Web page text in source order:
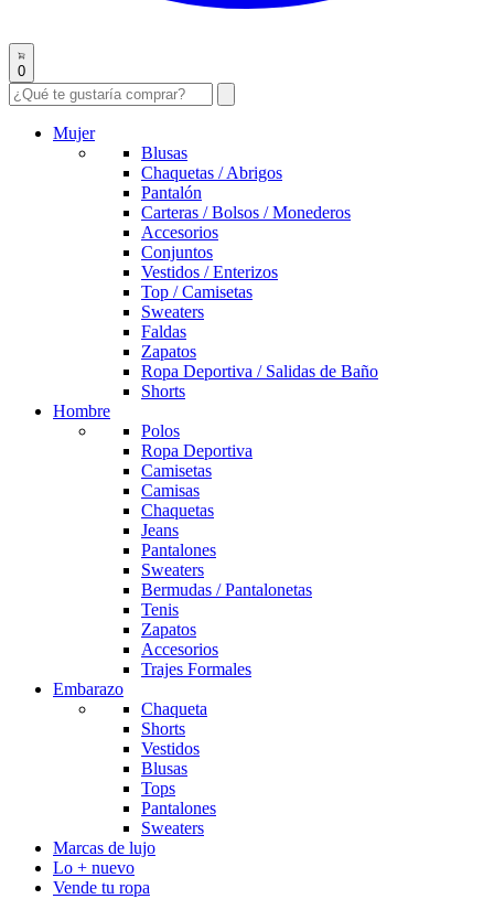
0
Mujer
Blusas
Chaquetas / Abrigos
Pantalón
Carteras / Bolsos / Monederos
Accesorios
Conjuntos
Vestidos / Enterizos
Top / Camisetas
Sweaters
Faldas
Zapatos
Ropa Deportiva / Salidas de Baño
Shorts
Hombre
Polos
Ropa Deportiva
Camisetas
Camisas
Chaquetas
Jeans
Pantalones
Sweaters
Bermudas / Pantalonetas
Tenis
Zapatos
Accesorios
Trajes Formales
Embarazo
Chaqueta
Shorts
Vestidos
Blusas
Tops
Pantalones
Sweaters
Marcas de lujo
Lo + nuevo
Vende tu ropa